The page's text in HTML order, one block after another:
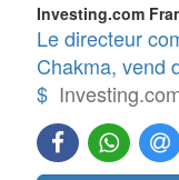
Investing.com
Le directeur
Chakma, vend
$